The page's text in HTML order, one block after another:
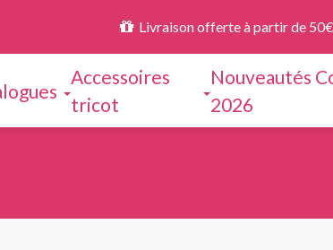
Livraison offerte à partir de
Accessoires
tricot
Nouveautés
2026